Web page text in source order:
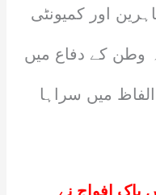
اور کمیونٹی
وطن کے دفاع میں
میں سراہا